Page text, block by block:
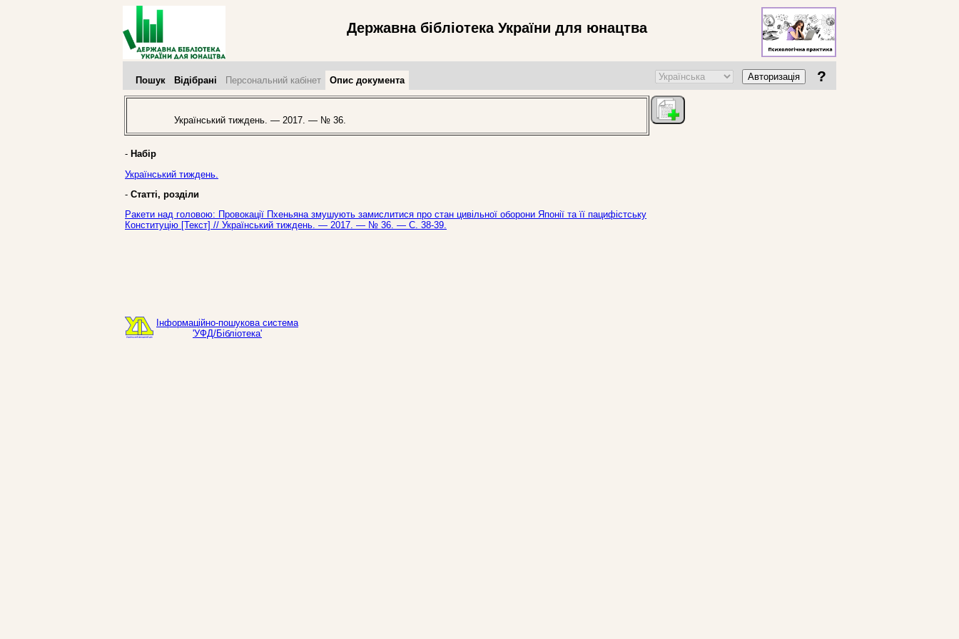
Державна бібліотека України для юнацтва
Пошук Відібрані Персональний кабінет Опис документа Авторизація ?
Український тиждень. — 2017. — № 36.
- Набір
Український тиждень.
- Статті, розділи
Ракети над головою: Провокації Пхеньяна змушують замислитися про стан цивільної оборони Японії та її пацифістську
Конституцію [Текст] // Український тиждень. — 2017. — № 36. — С. 38-39.
Інформаційно-пошукова система
'УФД/Бібліотека'